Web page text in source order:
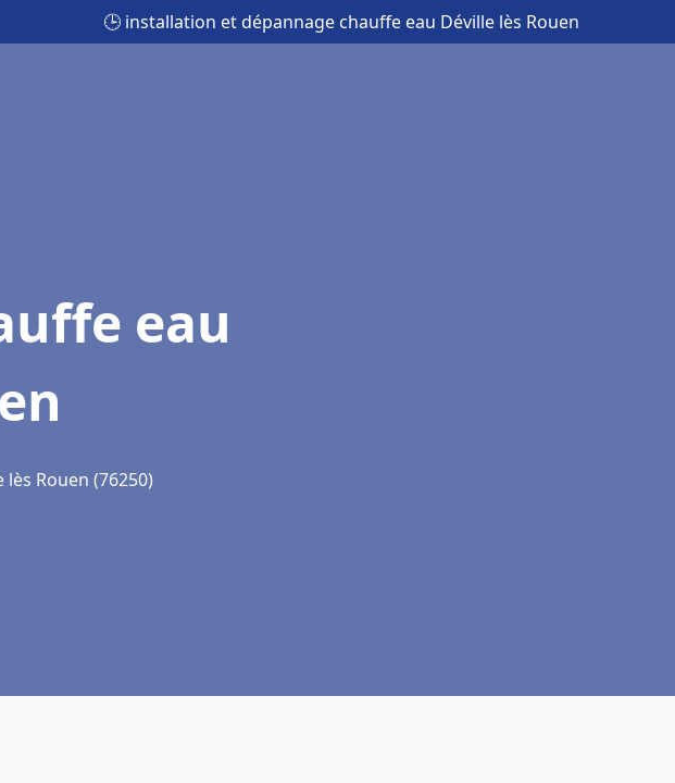
🕒 installation et dépannage chauffe eau Déville lès Rouen
eau
Rouen (76250)